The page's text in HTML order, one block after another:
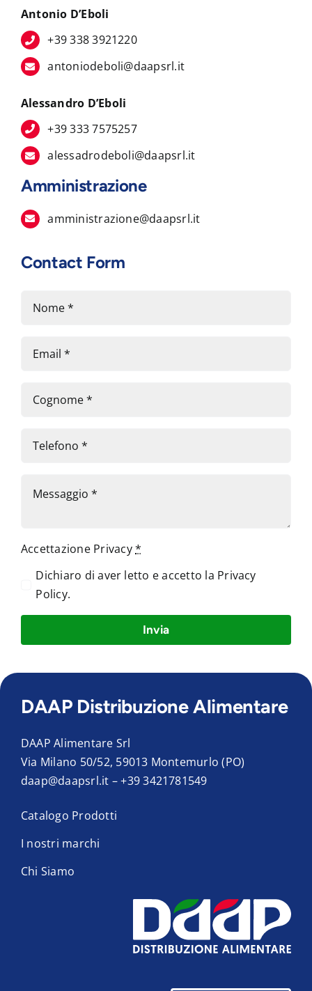
Antonio D’Eboli
+39 338 3921220
antoniodeboli@daapsrl.it
Alessandro D’Eboli
+39 333 7575257
alessadrodeboli@daapsrl.it
Amministrazione
amministrazione@daapsrl.it
Contact Form
Accettazione Privacy*
Dichiaro di aver letto e accetto la Privacy
Policy.
Invia
DAAP Distribuzione Alimentare
DAAP Alimentare Srl
Via Milano 50/52, 59013 Montemurlo (PO)
daap@daapsrl.it –+39 3421781549
Catalogo Prodotti
I nostri marchi
Chi Siamo